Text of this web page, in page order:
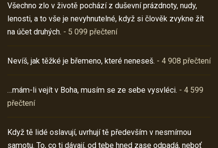
Všechno zlo v životě pochází z duševní prázdnoty, nudy,
lenosti, a to vše je nevyhnutelné, když si člověk zvykne žít
na účet druhých. - 5 099 přečtení
Nevíš, jak těžké je břemeno, které neneseš. - 4 908 přečtení
…mám-li vejít v Boha, musím se ze sebe vysvléci. - 4 599
přečtení
Když tě lidé oslavují, uvrhují tě především v nesmírnou
samotu. To, co ti dávají, od tebe hned zase odpadá, neboť